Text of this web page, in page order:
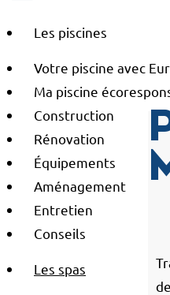
Les piscines
Votre piscine avec
Ma piscine
Construction
Rénovation
Équipements
Aménagement
Entretien
Conseils
Les spas